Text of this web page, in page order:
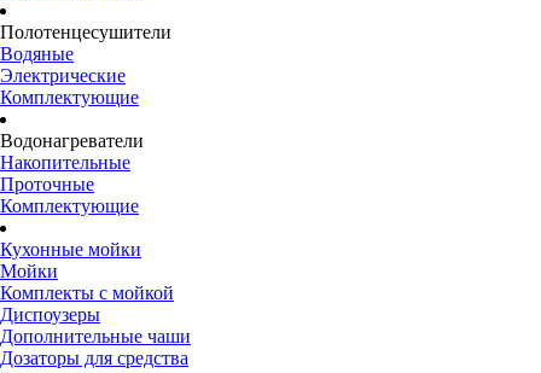
Полотенцесушители
Водяные
Электрические
Комплектующие
Водонагреватели
Накопительные
Проточные
Комплектующие
Кухонные мойки
Мойки
Комплекты с мойкой
Диспоузеры
Дополнительные чаши
Дозаторы для средства